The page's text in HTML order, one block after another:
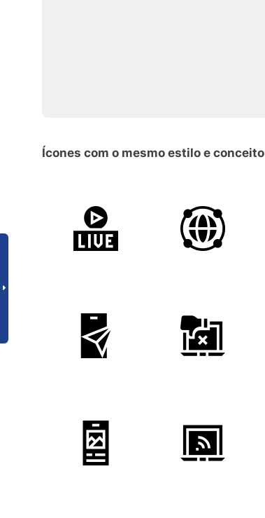
Ícones com o mesmo estilo e conceito